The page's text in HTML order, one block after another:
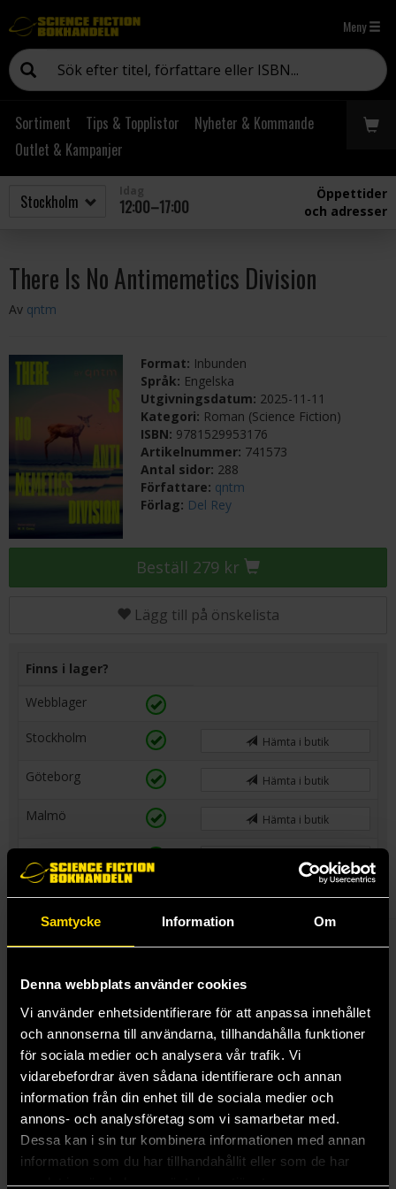
Samtycke Information Om
Denna webbplats använder cookies
Vi använder enhetsidentifierare för att anpassa innehållet
och annonserna till användarna, tillhandahålla funktioner
för sociala medier och analysera vår trafik. Vi
vidarebefordrar även sådana identifierare och annan
information från din enhet till de sociala medier och
annons- och analysföretag som vi samarbetar med.
Dessa kan i sin tur kombinera informationen med annan
information som du har tillhandahållit eller som de har
samlat in när du har använt deras tjänster.
Meny
Sortiment Tips & Topplistor
Nyheter & Kommande
Outlet & Kampanjer
12:00–17:00
Öppettider
och adresser
There Is No Antimemetics Division
Av qntm
Format: Inbunden
Språk: Engelska
Utgivningsdatum: 2025-11-11
Kategori: Roman (Science Fiction)
ISBN: 9781529953176
Artikelnummer: 741573
Antal sidor: 288
Författare: qntm
Förlag: Del Rey
Beställ 279 kr
Lägg till på önskelista
Finns i lager?
Webblager
Stockholm Hämta i butik
Göteborg Hämta i butik
Malmö Hämta i butik
Hämta i butik
An antimeme is an entity with self-censoring properties. Some
most cherished memories, the things that make you you – and
feeding on us.
They’re invading. But how do you contain something you can't
record or remember? How do you fight against an enemy with
effortless, perfect camouflage, when you can never even know
that you're at war? Welcome to the antimemetics division - no,
this is not your first day.